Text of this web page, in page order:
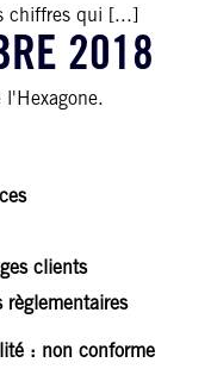
chiffres qui [...]
2018
clients
règlementaires
: non conforme